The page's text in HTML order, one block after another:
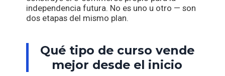
independencia futura. No es uno u otro — son
dos etapas del mismo plan.
Qué tipo de curso vende
mejor desde el inicio